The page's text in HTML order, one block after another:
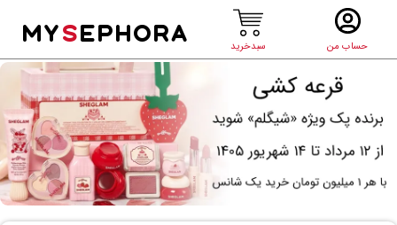
حساب من سبدخرید
MYSEPHORA